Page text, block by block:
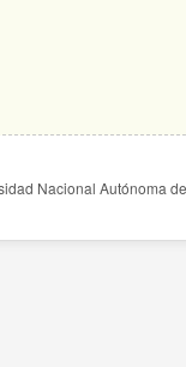
Nacional Autónoma